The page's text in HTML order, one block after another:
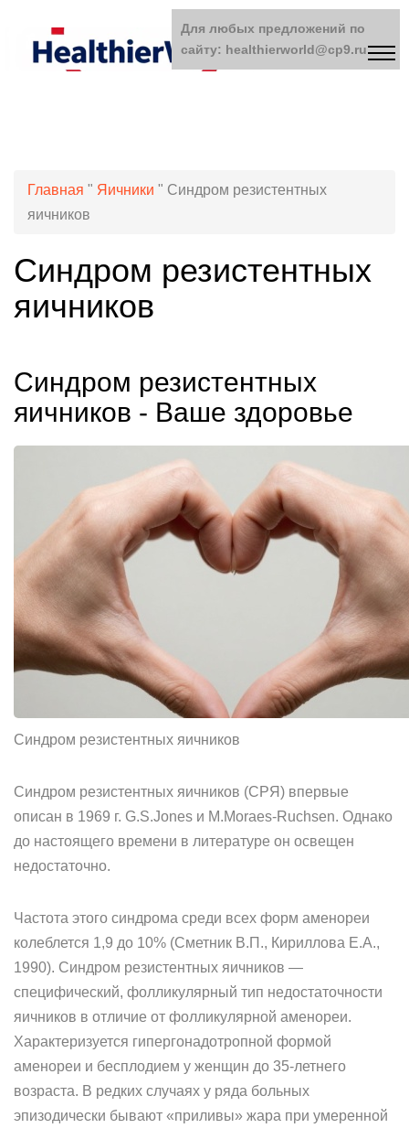
Главная " Яичники " Синдром резистентных
яичников
Синдром резистентных
яичников
Синдром резистентных
яичников - Ваше здоровье
Синдром резистентных яичников
Синдром резистентных яичников (СРЯ) впервые
описан в 1969 г. G.S.Jones и M.Moraes-Ruchsen. Однако
до настоящего времени в ли­тературе он освещен
недостаточно.
Частота этого синдрома среди всех форм аменореи
колеблется 1,9 до 10% (Сметник В.П., Кириллова Е.А.,
1990). Синдром резистентных яичников —
специфический, фолликулярный тип недоста­точности
яичников в отличие от фолликулярной аменореи.
Характе­ризуется гипергонадотропной формой
аменореи и бесплодием у женщин до 35-летнего
возраста. В редких случаях у ряда больных
эпизодически бывают «приливы» жара при умеренной
Для любых предложений по
сайту: healthierworld@cp9.ru